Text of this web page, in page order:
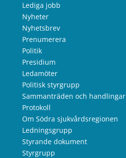
Lediga jobb
Nyheter
Nyhetsbrev
Prenumerera
Politik
Presidium
Ledamöter
Politisk styrgrupp
Sammanträden och handlingar
Protokoll
Om Södra sjukvårdsregionen
Ledningsgrupp
Styrande dokument
Styrgrupp